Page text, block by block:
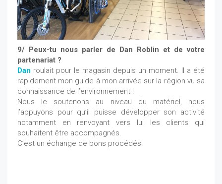
9/ Peux-tu nous parler de Dan Roblin et de votre
partenariat ?
Dan roulait pour le magasin depuis un moment. Il a été
rapidement mon guide à mon arrivée sur la région vu sa
connaissance de l’environnement !
Nous le soutenons au niveau du matériel, nous
l’appuyons pour qu’il puisse développer son activité
notamment en renvoyant vers lui les clients qui
souhaitent être accompagnés.
C’est un échange de bons procédés.